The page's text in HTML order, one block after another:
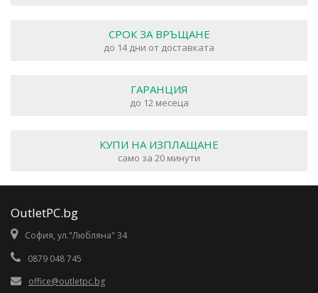
СРОК ЗА ВРЪЩАНЕ
до 14 дни от доставката
ГАРАНЦИЯ
до 12 месеца
КУПИ НА ИЗПЛАЩАНЕ
само за 20 минути
OutletPC.bg
София, ул."Любляна" 34
0879 048 745
office@outletpc.bg